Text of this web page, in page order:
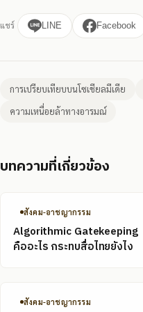
แชร์ LINE Facebook
การเปรียบเทียบบนโซเชียลมีเดีย
ความเหนื่อยล้าทางอารมณ์
บทความที่เกี่ยวข้อง
สังคม-อาชญากรรม
Algorithmic Gatekeeping
คืออะไร กระทบสื่อไทยยังไง
สังคม-อาชญากรรม